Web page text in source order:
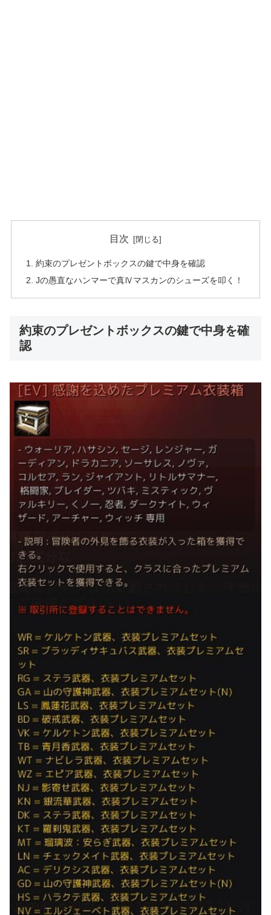
目次
約束のプレゼントボックスの鍵で中身を確認
Jの愚直なハンマーで真Ⅳマスカンのシューズを叩く！
約束のプレゼントボックスの鍵で中身を確
認